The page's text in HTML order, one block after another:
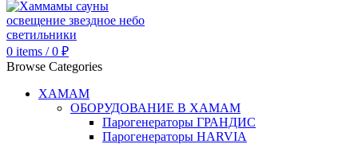
0 items / 0 ₽
Browse Categories
ХАМАМ
ОБОРУДОВАНИЕ В ХАМАМ
Парогенераторы ГРАНДИС
Парогенераторы HARVIA